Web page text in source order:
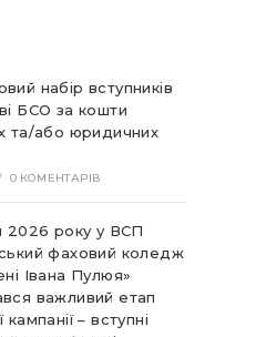
набір вступників
БСО за кошти
та/або юридичних
0 КОМЕНТАРІВ
2026 року у ВСП
фаховий коледж
Івана Пулюя»
важливий етап
кампанії – вступні